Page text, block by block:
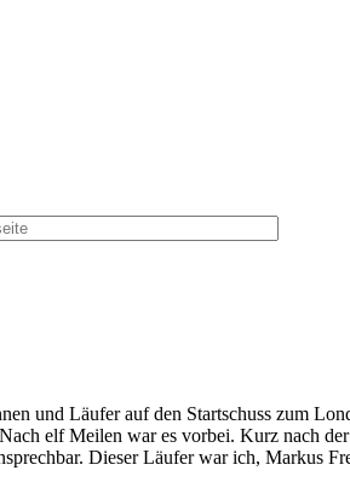
und Läufer auf den Startschuss zum
elf Meilen war es vorbei. Kurz nach
Dieser Läufer war ich, Markus